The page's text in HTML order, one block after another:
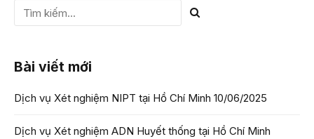
Bài viết mới
Dịch vụ Xét nghiệm NIPT tại Hồ Chí Minh 10/06/2025
Dịch vụ Xét nghiệm ADN Huyết thống tại Hồ Chí Minh